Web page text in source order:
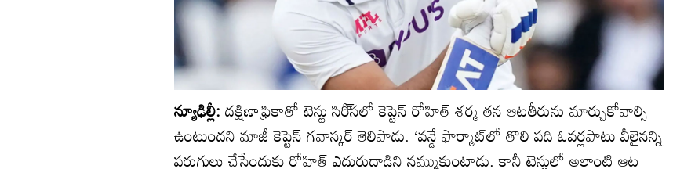
న్యూఢిల్లీ:దక్షిణాఫ్రికాతో టెస్టు సిరీ్‌సలో కెప్టెన్‌ రోహిత్‌ శర్మ తన ఆటతీరును మార్చుకోవాల్సి
ఉంటుందని మాజీ కెప్టెన్‌ గవాస్కర్‌ తెలిపాడు. ‘వన్డే ఫార్మాట్‌లో తొలి పది ఓవర్లపాటు వీలైనన్ని
పరుగులు చేసేందుకు రోహిత్‌ ఎదురుదాడిని నమ్ముకుంటాడు. కానీ టెస్టుల్లో అలాంటి ఆట